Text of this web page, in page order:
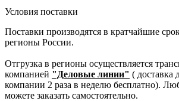
Условия поставки
Поставки производятся в кратчайшие
регионы России.
Отгрузка в регионы осуществляется
компанией "Деловые линии" ( доставка
компании 2 раза в неделю бесплатно).
можете заказать самостоятельно.